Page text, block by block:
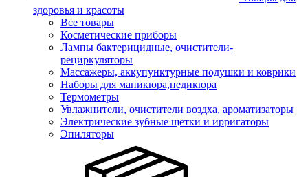
здоровья и красоты
Все товары
Косметические приборы
Лампы бактерицидные, очистители-
рециркуляторы
Массажеры, аккупунктурные подушки и коврики
Наборы для маникюра,педикюра
Термометры
Увлажнители, очистители воздха, ароматизаторы
Электрические зубные щетки и ирригаторы
Эпиляторы